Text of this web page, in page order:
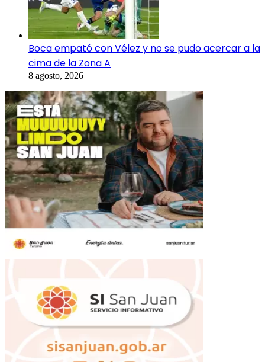
Boca empató con Vélez y no se pudo acercar a la
cima de la Zona A
8 agosto, 2026